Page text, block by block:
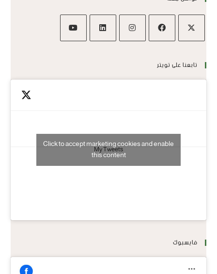
تابعنا على تويتر
My Tweets
Click to accept marketing cookies and enable
this content
فايسبوك